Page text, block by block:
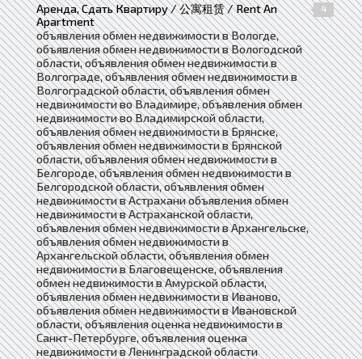
Аренда, Сдать Квартиру / 公寓租赁 / Rent An
Apartment
4
объявления обмен недвижимости в Вологде,
объявления обмен недвижимости в Вологодской
области, объявления обмен недвижимости в
Волгограде, объявления обмен недвижимости в
Волгоградской области, объявления обмен
недвижимости во Владимире, объявления обмен
недвижимости во Владимирской области,
объявления обмен недвижимости в Брянске,
объявления обмен недвижимости в Брянской
области, объявления обмен недвижимости в
Белгороде, объявления обмен недвижимости в
Белгородской области, объявления обмен
недвижимости в Астрахани объявления обмен
недвижимости в Астраханской области,
объявления обмен недвижимости в Архангельске,
объявления обмен недвижимости в
Архангельской области, объявления обмен
недвижимости в Благовещенске, объявления
обмен недвижимости в Амурской области,
объявления обмен недвижимости в Иваново,
объявления обмен недвижимости в Ивановской
области, объявления оценка недвижимости в
Санкт-Петербурге, объявления оценка
недвижимости в Ленинградской области